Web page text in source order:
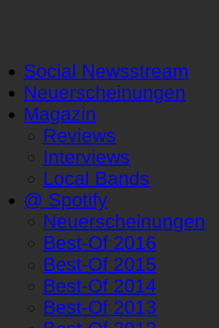
Social Newsstream
Neuerscheinungen
Magazin
Reviews
Interviews
Local Bands
@ Spotify
Neuerscheinungen
Best-Of 2016
Best-Of 2015
Best-Of 2014
Best-Of 2013